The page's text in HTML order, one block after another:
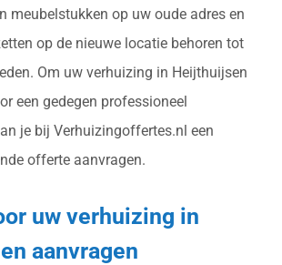
meubelstukken op uw oude adres en
op de nieuwe locatie behoren tot
Om uw verhuizing in Heijthuijsen
een gedegen professioneel
je bij Verhuizingoffertes.nl een
offerte aanvragen.
uw verhuizing in
aanvragen